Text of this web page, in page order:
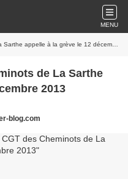
MENU
appelle à la grève le 12 décembre 2013
de La Sarthe
2013
blog.com